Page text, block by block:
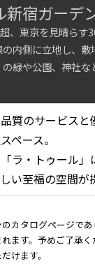
新宿ガーデ
、東京を見晴らす
内側に立地し、
緑や公園、神社な
質のサービス
ペース。
ラ・トゥール
い至福の空間が
カタログページで
ます。予めご了承
けます。
1DK〜
3LDK
〜
新築
10年以内
20年以内
30年以内